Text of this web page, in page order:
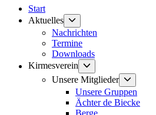
Start
Aktuelles
anzeigen
Nachrichten
Termine
Downloads
Kirmesverein
Untermenü
anzeigen
Unsere Mitglieder
anzeigen
Unsere Gruppen
Ächter de Biecke
Berge